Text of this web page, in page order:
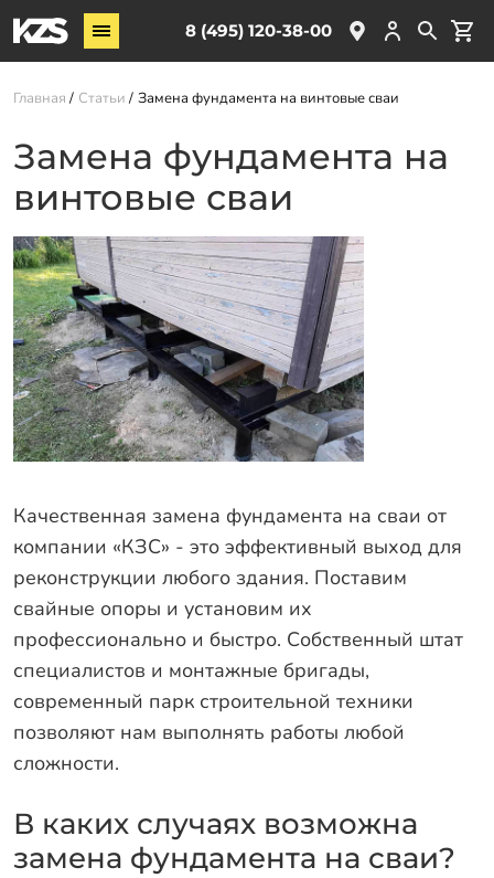
8 (495) 120-38-00
Винтовые сваи
ЖБ сваи
Обвязка свай
Комплектующие
Услуги
О компании
Акции
Новости
Партнёрам
Контакты
Доставка
Отзывы
Гарантии
Программа лояльности
Вакансии
Калькулятор ЖБ свай
Заказать звонок
Главная Статьи Замена фундамента на винтовые сваи
Замена фундамента на
винтовые сваи
Качественная замена фундамента на сваи от
компании «КЗС» - это эффективный выход для
реконструкции любого здания. Поставим
свайные опоры и установим их
профессионально и быстро. Собственный штат
специалистов и монтажные бригады,
современный парк строительной техники
позволяют нам выполнять работы любой
сложности.
В каких случаях возможна
замена фундамента на сваи?